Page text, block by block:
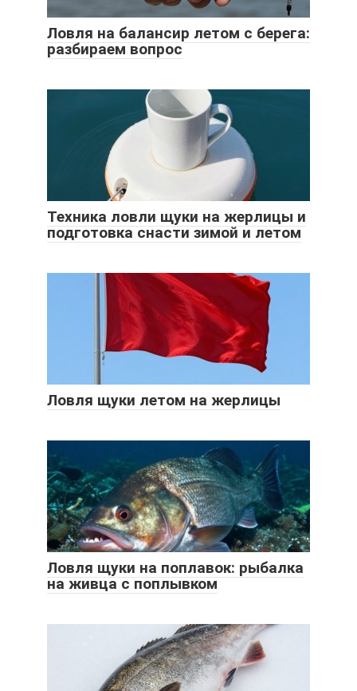
Ловля на балансир летом с берега:
разбираем вопрос
Техника ловли щуки на жерлицы и
подготовка снасти зимой и летом
Ловля щуки летом на жерлицы
Ловля щуки на поплавок: рыбалка
на живца с поплывком